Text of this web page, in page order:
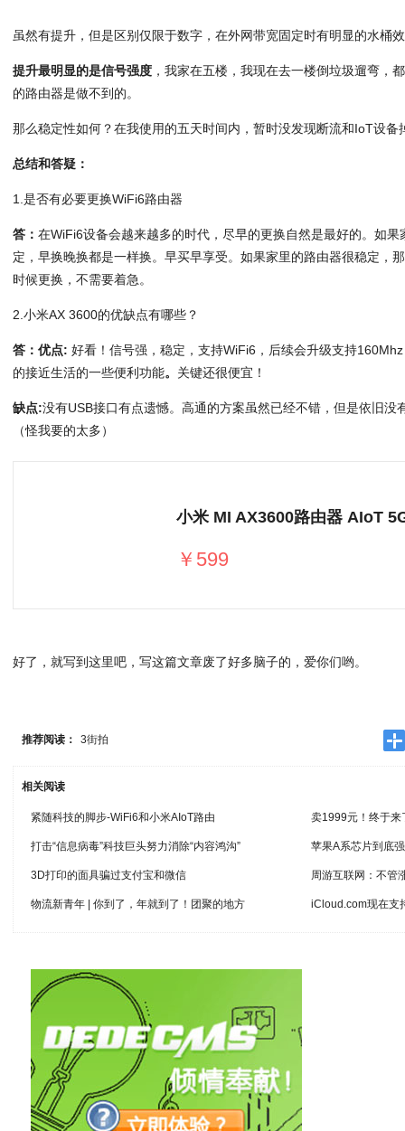
虽然有提升，但是区别仅限于数字，在外网带宽固定时有明显的水桶
提升最明显的是信号强度 ，我家在五楼，我现在去一楼倒垃圾遛弯，
的路由器是做不到的。
那么稳定性如何？在我使用的五天时间内，暂时没发现断流和IoT设
总结和答疑：
1.是否有必要更换WiFi6路由器
答：在WiFi6设备会越来越多的时代，尽早的更换自然是最好的。如
定，早换晚换都是一样换。早买早享受。如果家里的路由器很稳定，
时候更换，不需要着急。
2.小米AX 3600的优缺点有哪些？
答：优点:好看！信号强，稳定，支持WiFi6，后续会升级支持
的接近生活的一些便利功能。 关键还很便宜！
缺点:没有USB接口有点遗憾。高通的方案虽然已经不错，但是依旧没
（怪我要的太多）
￥599
好了，就写到这里吧，写这篇文章废了好多脑子的，爱你们哟。
推荐阅读： 3街拍
相关阅读
紧随科技的脚步-WiFi6和小米AIoT路由 卖1999元！终于
打击“信息病毒”科技巨头努力消除“内容鸿沟” 苹果A系芯片到底
3D打印的面具骗过支付宝和微信 周游互联网：不管
物流新青年 | 你到了，年就到了！团聚的地方 iCloud.com现在支